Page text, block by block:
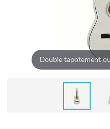
Double tapotement